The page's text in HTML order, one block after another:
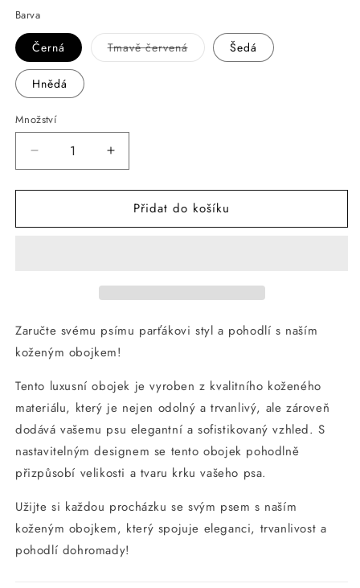
Barva
Černá Tmavě červená
Vyprodaná
Šedá
Hnědá
Množství
množství
produktu
Kožený
Zvýšit
množství
produktu
ANNAM
Kožený
Přidat do košíku
Zaručte svému psímu parťákovi styl a pohodlí s naším
koženým obojkem!
Tento luxusní obojek je vyroben z kvalitního koženého
materiálu, který je nejen odolný a trvanlivý, ale zároveň
dodává vašemu psu elegantní a sofistikovaný vzhled. S
nastavitelným designem se tento obojek pohodlně
přizpůsobí velikosti a tvaru krku vašeho psa.
Užijte si každou procházku se svým psem s naším
koženým obojkem, který spojuje eleganci, trvanlivost a
pohodlí dohromady!